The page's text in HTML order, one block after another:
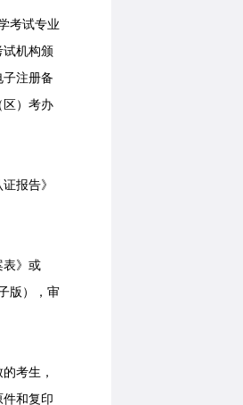
考试专业
机构颁
注册备
区）考办
报告》
》或
版），审
考生，
和复印